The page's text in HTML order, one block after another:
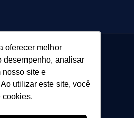
oferecer melhor
desempenho, analisar
nosso site e
utilizar este site, você
cookies.